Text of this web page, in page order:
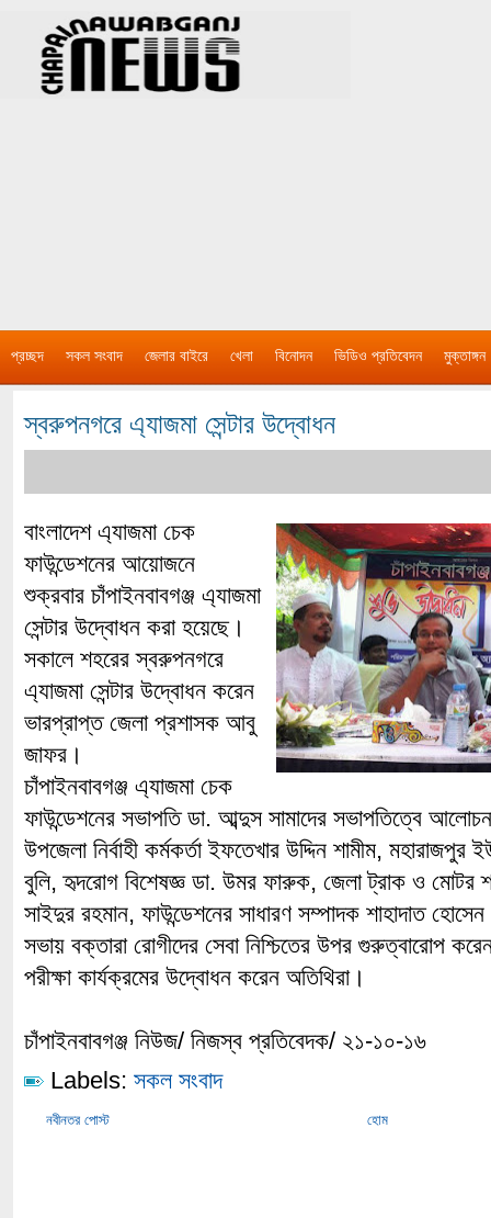
প্রচ্ছদ সকল সংবাদ জেলার বাইরে খেলা বিনোদন ভিডিও প্রতিবেদন মুক্তাঙ্গন
স্বরুপনগরে এ্যাজমা সেন্টার উদ্বোধন
বাংলাদেশ এ্যাজমা চেক
ফাউন্ডেশনের আয়োজনে
শুক্রবার চাঁপাইনবাবগঞ্জ এ্যাজমা
সেন্টার উদ্বোধন করা হয়েছে।
সকালে শহরের স্বরুপনগরে
এ্যাজমা সেন্টার উদ্বোধন করেন
ভারপ্রাপ্ত জেলা প্রশাসক আবু
জাফর।
চাঁপাইনবাবগঞ্জ এ্যাজমা চেক
ফাউন্ডেশনের সভাপতি ডা. আব্দুস সামাদের সভাপতিত্বে
উপজেলা নির্বাহী কর্মকর্তা ইফতেখার উদ্দিন শামীম,
বুলি, হৃদরোগ বিশেষজ্ঞ ডা. উমর ফারুক, জেলা ট্রাক ও মোটর
সাইদুর রহমান, ফাউন্ডেশনের সাধারণ সম্পাদক শাহাদাত
সভায় বক্তারা রোগীদের সেবা নিশ্চিতের উপর গুরুত্বারোপ
পরীক্ষা কার্যক্রমের উদ্বোধন করেন অতিথিরা।
চাঁপাইনবাবগঞ্জ নিউজ/ নিজস্ব প্রতিবেদক/ ২১-১০-১৬
Labels: সকল সংবাদ
নবীনতর পোস্ট হোম